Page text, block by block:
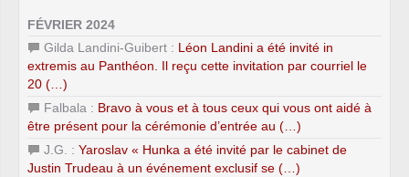
FÉVRIER 2024
Gilda Landini-Guibert : Léon Landini a été invité in
extremis au Panthéon. Il reçu cette invitation par courriel le
20 (…)
Falbala : Bravo à vous et à tous ceux qui vous ont aidé à
être présent pour la cérémonie d’entrée au (…)
J.G. : Yaroslav « Hunka a été invité par le cabinet de
Justin Trudeau à un événement exclusif se (…)